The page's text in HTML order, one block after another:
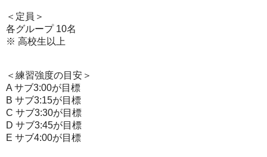
＜定員＞
各グループ 10名
※ 高校生以上
＜練習強度の目安＞
A サブ3:00が目標
B サブ3:15が目標
C サブ3:30が目標
D サブ3:45が目標
E サブ4:00が目標